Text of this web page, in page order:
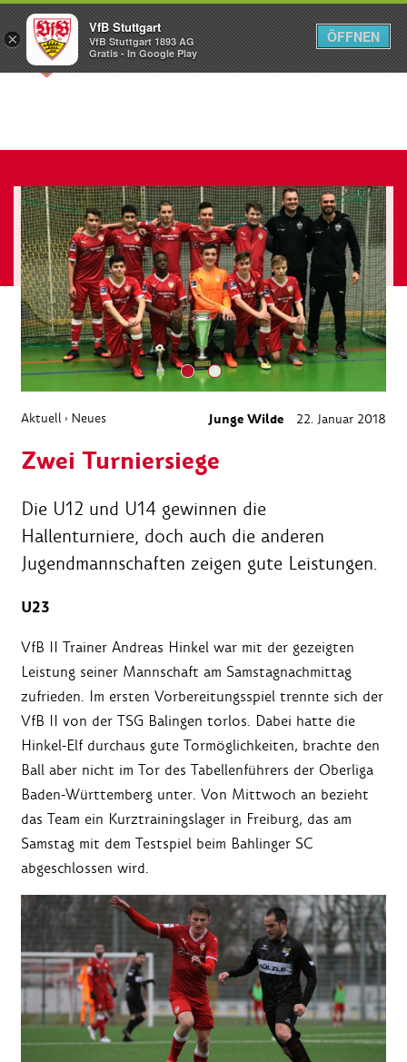
Menü
Aktuell › Neues Junge Wilde 22. Januar 2018
Zwei Turniersiege
Die U12 und U14 gewinnen die
Hallenturniere, doch auch die anderen
Jugendmannschaften zeigen gute Leistungen.
U23
VfB II Trainer Andreas Hinkel war mit der gezeigten
Leistung seiner Mannschaft am Samstagnachmittag
zufrieden. Im ersten Vorbereitungsspiel trennte sich der
VfB II von der TSG Balingen torlos. Dabei hatte die
Hinkel-Elf durchaus gute Tormöglichkeiten, brachte den
Ball aber nicht im Tor des Tabellenführers der Oberliga
Baden-Württemberg unter. Von Mittwoch an bezieht
das Team ein Kurztrainingslager in Freiburg, das am
Samstag mit dem Testspiel beim Bahlinger SC
abgeschlossen wird.
×
VfB Stuttgart
VfB Stuttgart 1893 AG
Gratis - In Google Play
ÖFFNEN